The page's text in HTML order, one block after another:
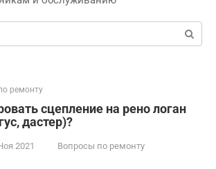
ремонту
сцепление на рено логан
дастер)?
2021
Вопросы по ремонту